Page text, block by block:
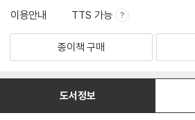
이용안내 TTS 가능
종이책 구매
도서정보